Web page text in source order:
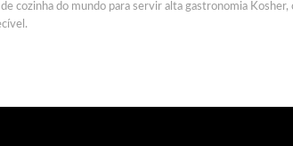
cozinha do mundo para servir alta gastronomia